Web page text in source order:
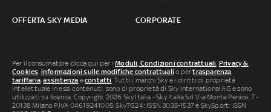
OFFERTA SKY MEDIA CORPORATE
Per il consumatore clicca qui per iModuli, Condizioni contrattuali Privacy &
Cookies informazioni sulle modifiche contrattuali o pertrasparenza
tariffaria ,assistenza econtatti . Tutti i marchi Sky e i diritti di proprietà
intellettuale in essi contenuti, sono di proprietà di Sky international AG e sono
utilizzati su licenza. Copyright 2026 Sky Italia - Sky Italia Srl Via Monte Penice, 7 -
20138 Milano P.IVA 04619241005. SkyTG24: ISSN 3035-1537 e SkySport: ISSN